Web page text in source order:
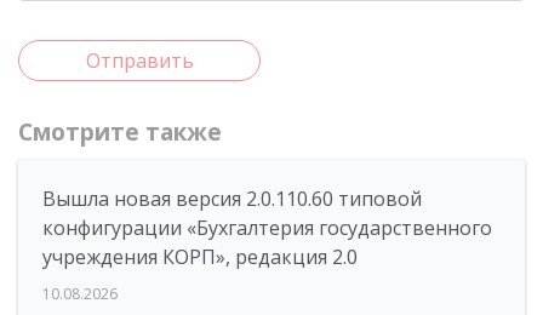
Отправить
Смотрите также
Вышла новая версия 2.0.110.60 типовой
конфигурации «Бухгалтерия государственного
учреждения КОРП», редакция 2.0
10.08.2026